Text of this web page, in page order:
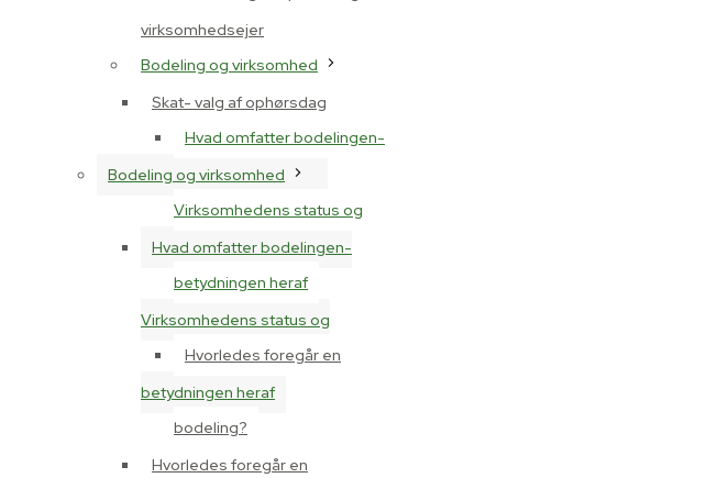
Bodeling og virksomhed
Hvad omfatter bodelingen-
Virksomhedens status og
betydningen heraf
Hvorledes foregår en
bodeling?
virksomhedsejer
Skat- valg af ophørsdag
Bodeling og virksomhed
Hvad omfatter bodelingen-
Virksomhedens status og
betydningen heraf
Hvorledes foregår en